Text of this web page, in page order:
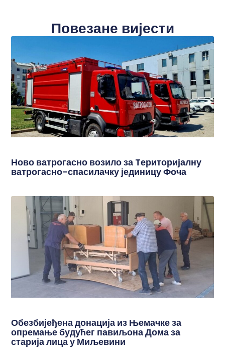
Повезане вијести
Ново ватрогасно возило за Tериторијалну
ватрогасно-спасилачку јединицу Фоча
Обезбијеђена донација из Њемачке за
опремање будућег павиљона Дома за
старија лица у Миљевини